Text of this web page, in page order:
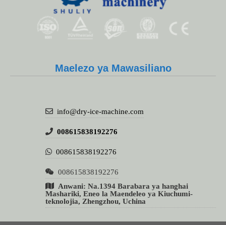
Maelezo ya Mawasiliano
info@dry-ice-machine.com
008615838192276
008615838192276
008615838192276
Anwani: Na.1394 Barabara ya hanghai
Mashariki, Eneo la Maendeleo ya Kiuchumi-
teknolojia, Zhengzhou, Uchina
Email